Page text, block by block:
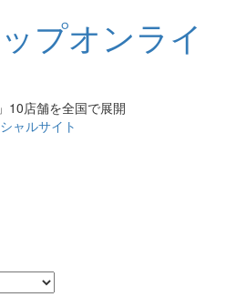
10店舗を全国で展開
ャルサイト